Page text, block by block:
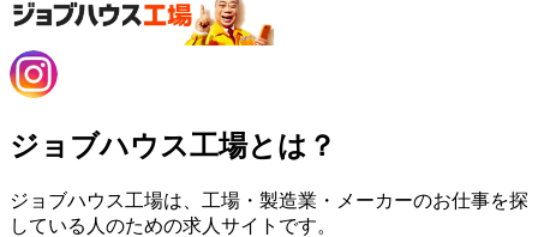
ジョブハウス工場とは？
ジョブハウス工場は、工場・製造業・メーカーのお仕事を探
している人のための求人サイトです。